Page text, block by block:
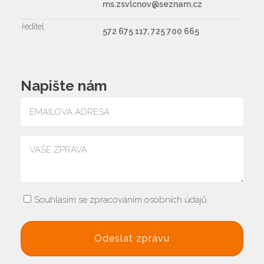
ms.zsvlcnov@seznam.cz
ředitel 572 675 117, 725 700 665
Napište nám
Souhlasím se zpracováním osobních údajů